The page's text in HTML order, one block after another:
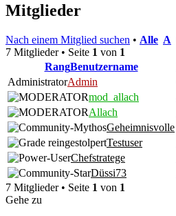
Mitglieder
Nach einem Mitglied suchen • Alle A
7 Mitglieder • Seite 1 von 1
RangBenutzername
AdministratorAdmin
mod_allach
Allach
Geheimnisvolle
Testuser
Chefstratege
Düssi73
7 Mitglieder • Seite 1 von 1
Gehe zu